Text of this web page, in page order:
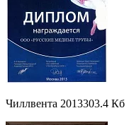
Чиллвента 2013303.4 Кб